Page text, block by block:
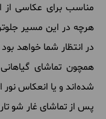
مناسب برای عکاسی از
هرچه در این مسیر
در انتظار شما خواهد
همچون تماشای
شده‌اند و یا انعکاس نور
پس از تماشای غار شو